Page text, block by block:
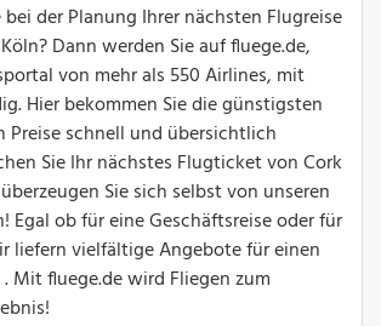
bei der Planung Ihrer nächsten Flugreise
Dann werden Sie auf fluege.de,
von mehr als 550 Airlines, mit
Hier bekommen Sie die günstigsten
Preise schnell und übersichtlich
Sie Ihr nächstes Flugticket von Cork
Sie sich selbst von unseren
Egal ob für eine Geschäftsreise oder für
liefern vielfältige Angebote für einen
Mit fluege.de wird Fliegen zum